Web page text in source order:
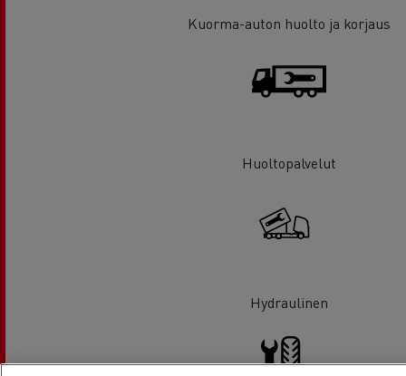
Kuorma-auton huolto ja korjaus
Huoltopalvelut
Hydraulinen